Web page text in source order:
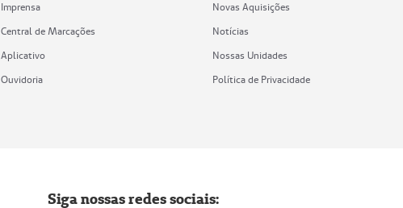
Imprensa
Central de Marcações
Aplicativo
Ouvidoria
Novas Aquisições
Notícias
Nossas Unidades
Política de Privacidade
Siga nossas redes sociais: